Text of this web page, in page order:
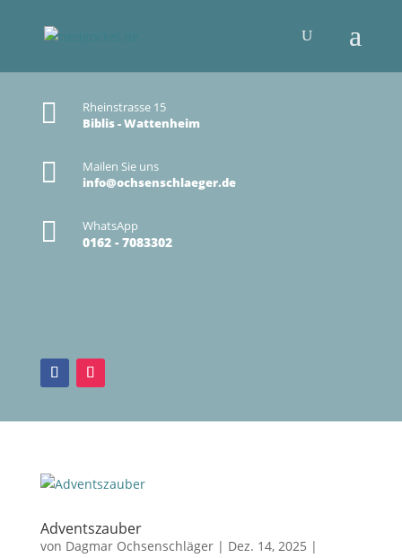

Rheinstrasse 15
Biblis - Wattenheim

Mailen Sie uns
info@ochsenschlaeger.de
 WhatsApp
0162 - 7083302
Adventszauber
von Dagmar Ochsenschläger| Dez. 14, 2025 |